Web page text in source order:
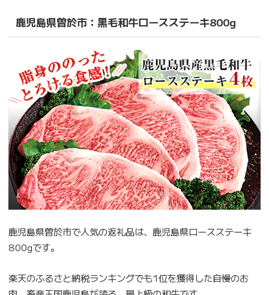
鹿児島県曽於市：黒毛和牛ロースステーキ800g
鹿児島県曽於市で人気の返礼品は、鹿児島県ロースステーキ
800gです。
楽天のふるさと納税ランキングでも1位を獲得した自慢のお